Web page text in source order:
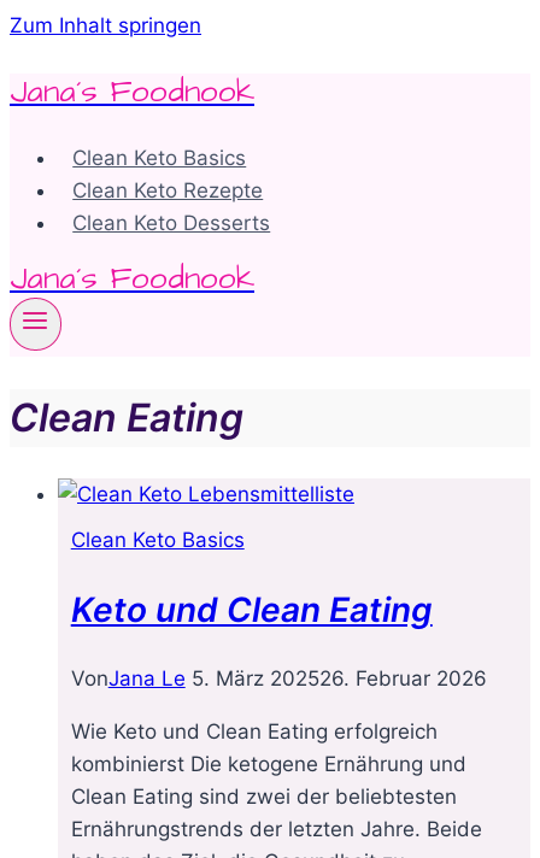
Zum Inhalt springen
Jana´s Foodnook
Clean Keto Basics
Clean Keto Rezepte
Clean Keto Desserts
Jana´s Foodnook
Clean Eating
Clean Keto Basics
Keto und Clean Eating
VonJana Le 5. März 202526. Februar 2026
Wie Keto und Clean Eating erfolgreich
kombinierst Die ketogene Ernährung und
Clean Eating sind zwei der beliebtesten
Ernährungstrends der letzten Jahre. Beide